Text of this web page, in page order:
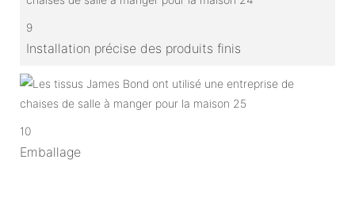
9
Installation précise des produits finis
10
Emballage